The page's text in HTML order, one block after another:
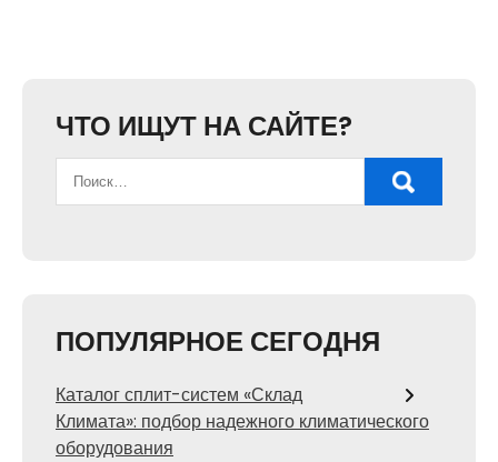
ЧТО ИЩУТ НА САЙТЕ?
ПОПУЛЯРНОЕ СЕГОДНЯ
Каталог сплит-систем «Склад
Климата»: подбор надежного климатического
оборудования